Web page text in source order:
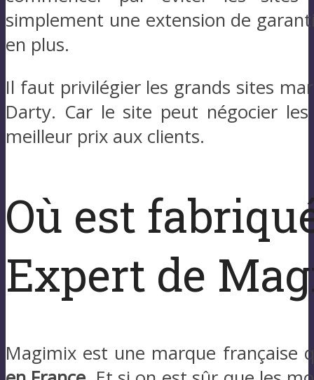
simplement une extension de
en plus.
Il faut privilégier les grands sites
Darty. Car le site peut négocier
meilleur prix aux clients.
Où est
Expert de
Magimix est une marque française